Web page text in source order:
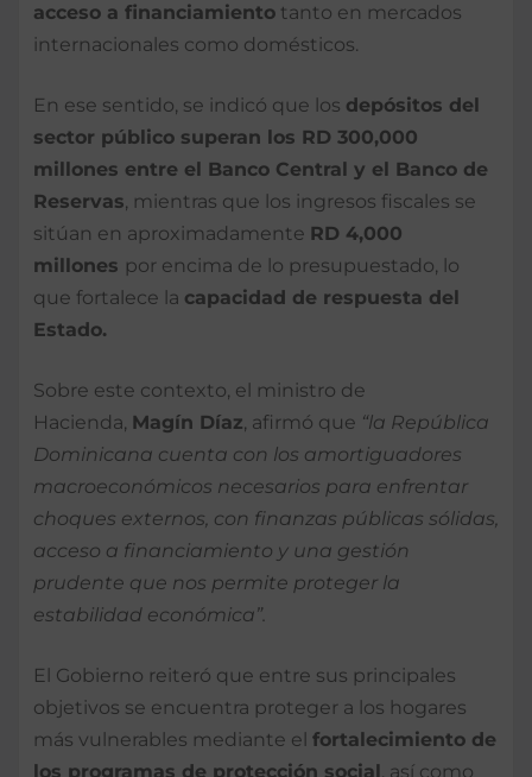
acceso a financiamiento tanto en mercados
internacionales como domésticos.
En ese sentido, se indicó que los depósitos del
sector público superan los RD 300,000
millones entre el Banco Central y el Banco de
Reservas, mientras que los ingresos fiscales se
sitúan en aproximadamente RD 4,000
millones por encima de lo presupuestado, lo
que fortalece la capacidad de respuesta del
Estado.
Sobre este contexto, el ministro de
Hacienda, Magín Díaz, afirmó que “la República
Dominicana cuenta con los amortiguadores
macroeconómicos necesarios para enfrentar
choques externos, con finanzas públicas sólidas,
acceso a financiamiento y una gestión
prudente que nos permite proteger la
estabilidad económica”.
El Gobierno reiteró que entre sus principales
objetivos se encuentra proteger a los hogares
más vulnerables mediante el fortalecimiento de
los programas de protección social , así como